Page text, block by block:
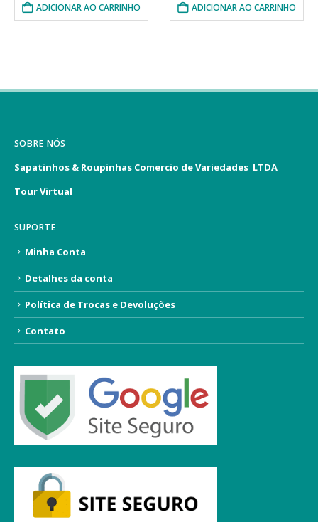
ADICIONAR AO CARRINHO ADICIONAR AO CARRINHO
SOBRE NÓS
Sapatinhos & Roupinhas Comercio de Variedades LTDA
Tour Virtual
SUPORTE
Minha Conta
Detalhes da conta
Política de Trocas e Devoluções
Contato